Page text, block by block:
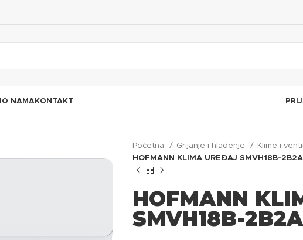
O NAMA KONTAKT
Početna Grijanje i hlađenje
Klime i
HOFMANN KLIMA UREĐAJ SMVH18B-
HOFMANN
SMVH18B-